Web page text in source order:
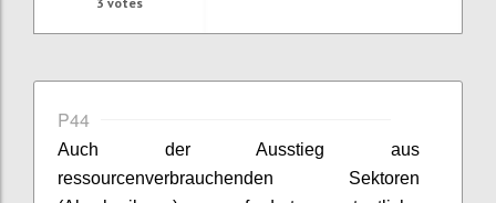
P44
Auch der Ausstieg aus
ressourcenverbrauchenden Sektoren